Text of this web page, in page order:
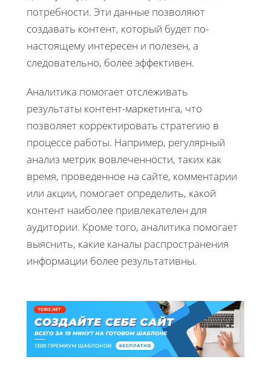
потребности. Эти данные позволяют
создавать контент, который будет по-
настоящему интересен и полезен, а
следовательно, более эффективен.
Аналитика помогает отслеживать
результаты контент-маркетинга, что
позволяет корректировать стратегию в
процессе работы. Например, регулярный
анализ метрик вовлеченности, таких как
время, проведенное на сайте, комментарии
или акции, помогает определить, какой
контент наиболее привлекателен для
аудитории. Кроме того, аналитика помогает
выяснить, какие каналы распространения
информации более результативны.